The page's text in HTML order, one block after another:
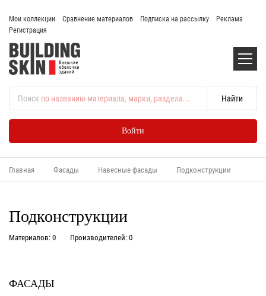
Мои коллекции Сравнение материалов Подписка на рассылку
Реклама
Регистрация
Поиск по названию материала, марки, раздела...
Войти
Главная Фасады Навесные фасады Подконструкции
Подконструкции
Материалов: 0 Производителей: 0
ФАСАДЫ